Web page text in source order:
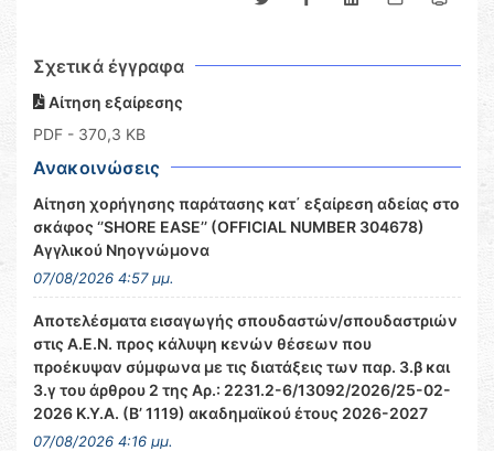
Σχετικά έγγραφα
Αίτηση εξαίρεσης
PDF - 370,3 KB
Ανακοινώσεις
Αίτηση χορήγησης παράτασης κατ΄ εξαίρεση αδείας στο
σκάφος ‘’SHORE EASE’’ (OFFICIAL NUMBER 304678)
Αγγλικού Νηογνώμονα
07/08/2026 4:57 μμ.
Αποτελέσματα εισαγωγής σπουδαστών/σπουδαστριών
στις Α.Ε.Ν. προς κάλυψη κενών θέσεων που
προέκυψαν σύμφωνα με τις διατάξεις των παρ. 3.β και
3.γ του άρθρου 2 της Αρ.: 2231.2-6/13092/2026/25-02-
2026 Κ.Υ.Α. (Β’ 1119) ακαδημαϊκού έτους 2026-2027
07/08/2026 4:16 μμ.